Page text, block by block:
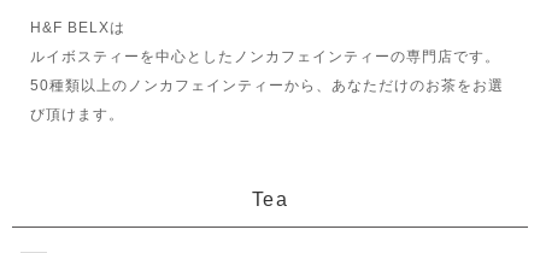
H&F BELXは
ルイボスティーを中心としたノンカフェインティーの専門店です。
50種類以上のノンカフェインティーから、あなただけのお茶をお選
び頂けます。
Tea